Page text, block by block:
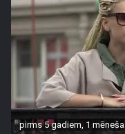
pirms 5 gadiem, 1 mēneša